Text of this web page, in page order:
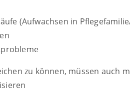
(Aufwachsen in
zu können, müssen